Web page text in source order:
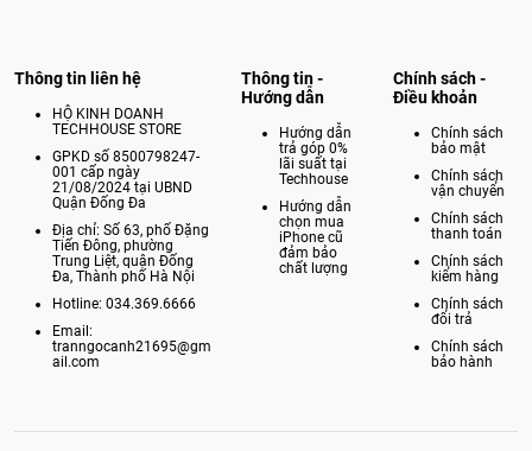
Thông tin liên hệ
HỘ KINH DOANH
TECHHOUSE STORE
GPKD số 8500798247-
001 cấp ngày
21/08/2024 tại UBND
Quận Đống Đa
Địa chỉ: Số 63, phố Đặng
Tiến Đông, phường
Trung Liệt, quận Đống
Đa, Thành phố Hà Nội
Hotline: 034.369.6666
Email:
tranngocanh21695@gm
ail.com
Thông tin -
Hướng dẫn
Hướng dẫn
trả góp 0%
lãi suất tại
Techhouse
Hướng dẫn
chọn mua
iPhone cũ
đảm bảo
chất lượng
Chính sách -
Điều khoản
Chính sách
bảo mật
Chính sách
vận chuyển
Chính sách
thanh toán
Chính sách
kiểm hàng
Chính sách
đổi trả
Chính sách
bảo hành